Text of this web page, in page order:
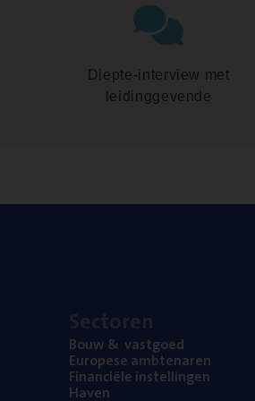
Diepte-interview met
leidinggevende
Bouw& vastgoed
Euro­pe­se ambtenaren
Finan­ci­ë­le instellingen
Haven